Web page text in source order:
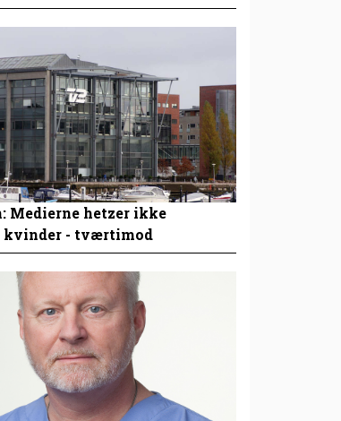
Medierne hetzer ikke
kvinder - tværtimod